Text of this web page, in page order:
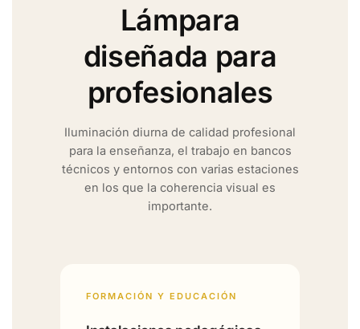
Lámpara
diseñada para
profesionales
Iluminación diurna de calidad profesional
para la enseñanza, el trabajo en bancos
técnicos y entornos con varias estaciones
en los que la coherencia visual es
importante.
FORMACIÓN Y EDUCACIÓN